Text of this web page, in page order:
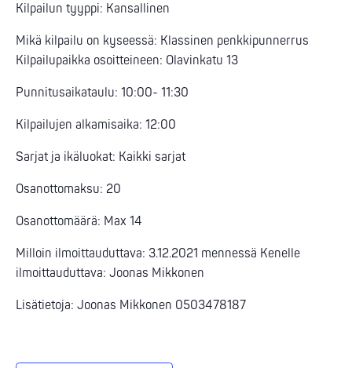
Kilpailun tyyppi: Kansallinen
Mikä kilpailu on kyseessä: Klassinen penkkipunnerrus
Kilpailupaikka osoitteineen: Olavinkatu 13
Punnitusaikataulu: 10:00- 11:30
Kilpailujen alkamisaika: 12:00
Sarjat ja ikäluokat: Kaikki sarjat
Osanottomaksu: 20
Osanottomäärä: Max 14
Milloin ilmoittauduttava: 3.12.2021 mennessä Kenelle
ilmoittauduttava: Joonas Mikkonen
Lisätietoja: Joonas Mikkonen 0503478187